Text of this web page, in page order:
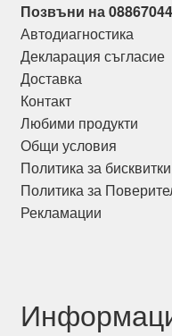
Позвъни на
Автодиагностика
Декларация съгласие
Доставка
Контакт
Любими продукти
Общи условия
Политика за
Политика за
Рекламации